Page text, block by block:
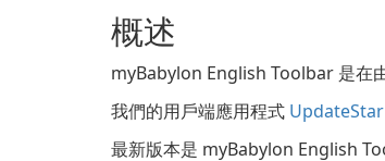
概述
myBabylon English Toolbar 是在
我們的用戶端應用程式
最新版本是 myBabylon English